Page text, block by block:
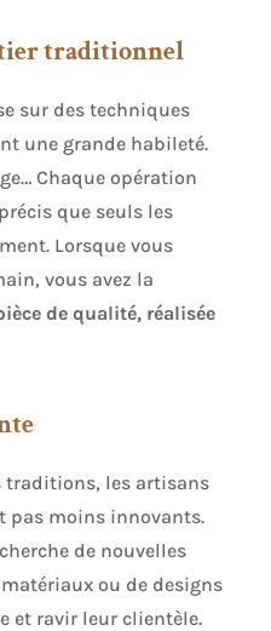
traditionnel
sur des techniques
une grande habileté.
Chaque opération
que seuls les
Lorsque vous
vous avez la
de qualité, réalisée
traditions, les artisans
pas moins innovants.
de nouvelles
ou de designs
et ravir leur clientèle.